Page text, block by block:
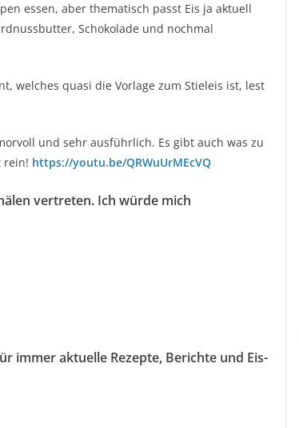
essen, aber thematisch passt Eis ja aktuell
Schokolade und nochmal
welches quasi die Vorlage zum Stieleis ist, lest
und sehr ausführlich. Es gibt auch was zu
rein! https://youtu.be/QRWuUrMEcVQ
vertreten. Ich würde mich
immer aktuelle Rezepte, Berichte und Eis-